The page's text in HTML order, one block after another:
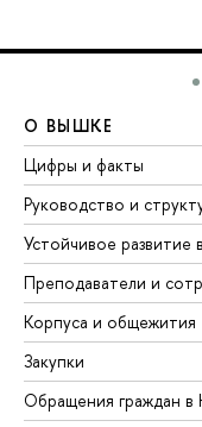
О ВЫШКЕ
Цифры и факты
Руководство и
Устойчивое
Преподаватели и
Корпуса и общежития
Закупки
Обращения граждан